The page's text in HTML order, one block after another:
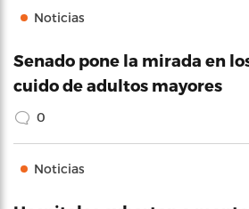
Noticias
Senado pone la mirada en
cuido de adultos mayores
0
Noticias